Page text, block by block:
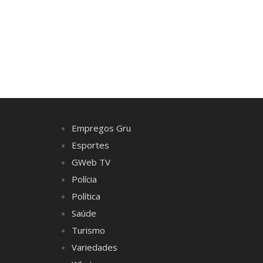
Empregos Gru
Esportes
GWeb TV
Polícia
Política
Saúde
Turismo
Variedades